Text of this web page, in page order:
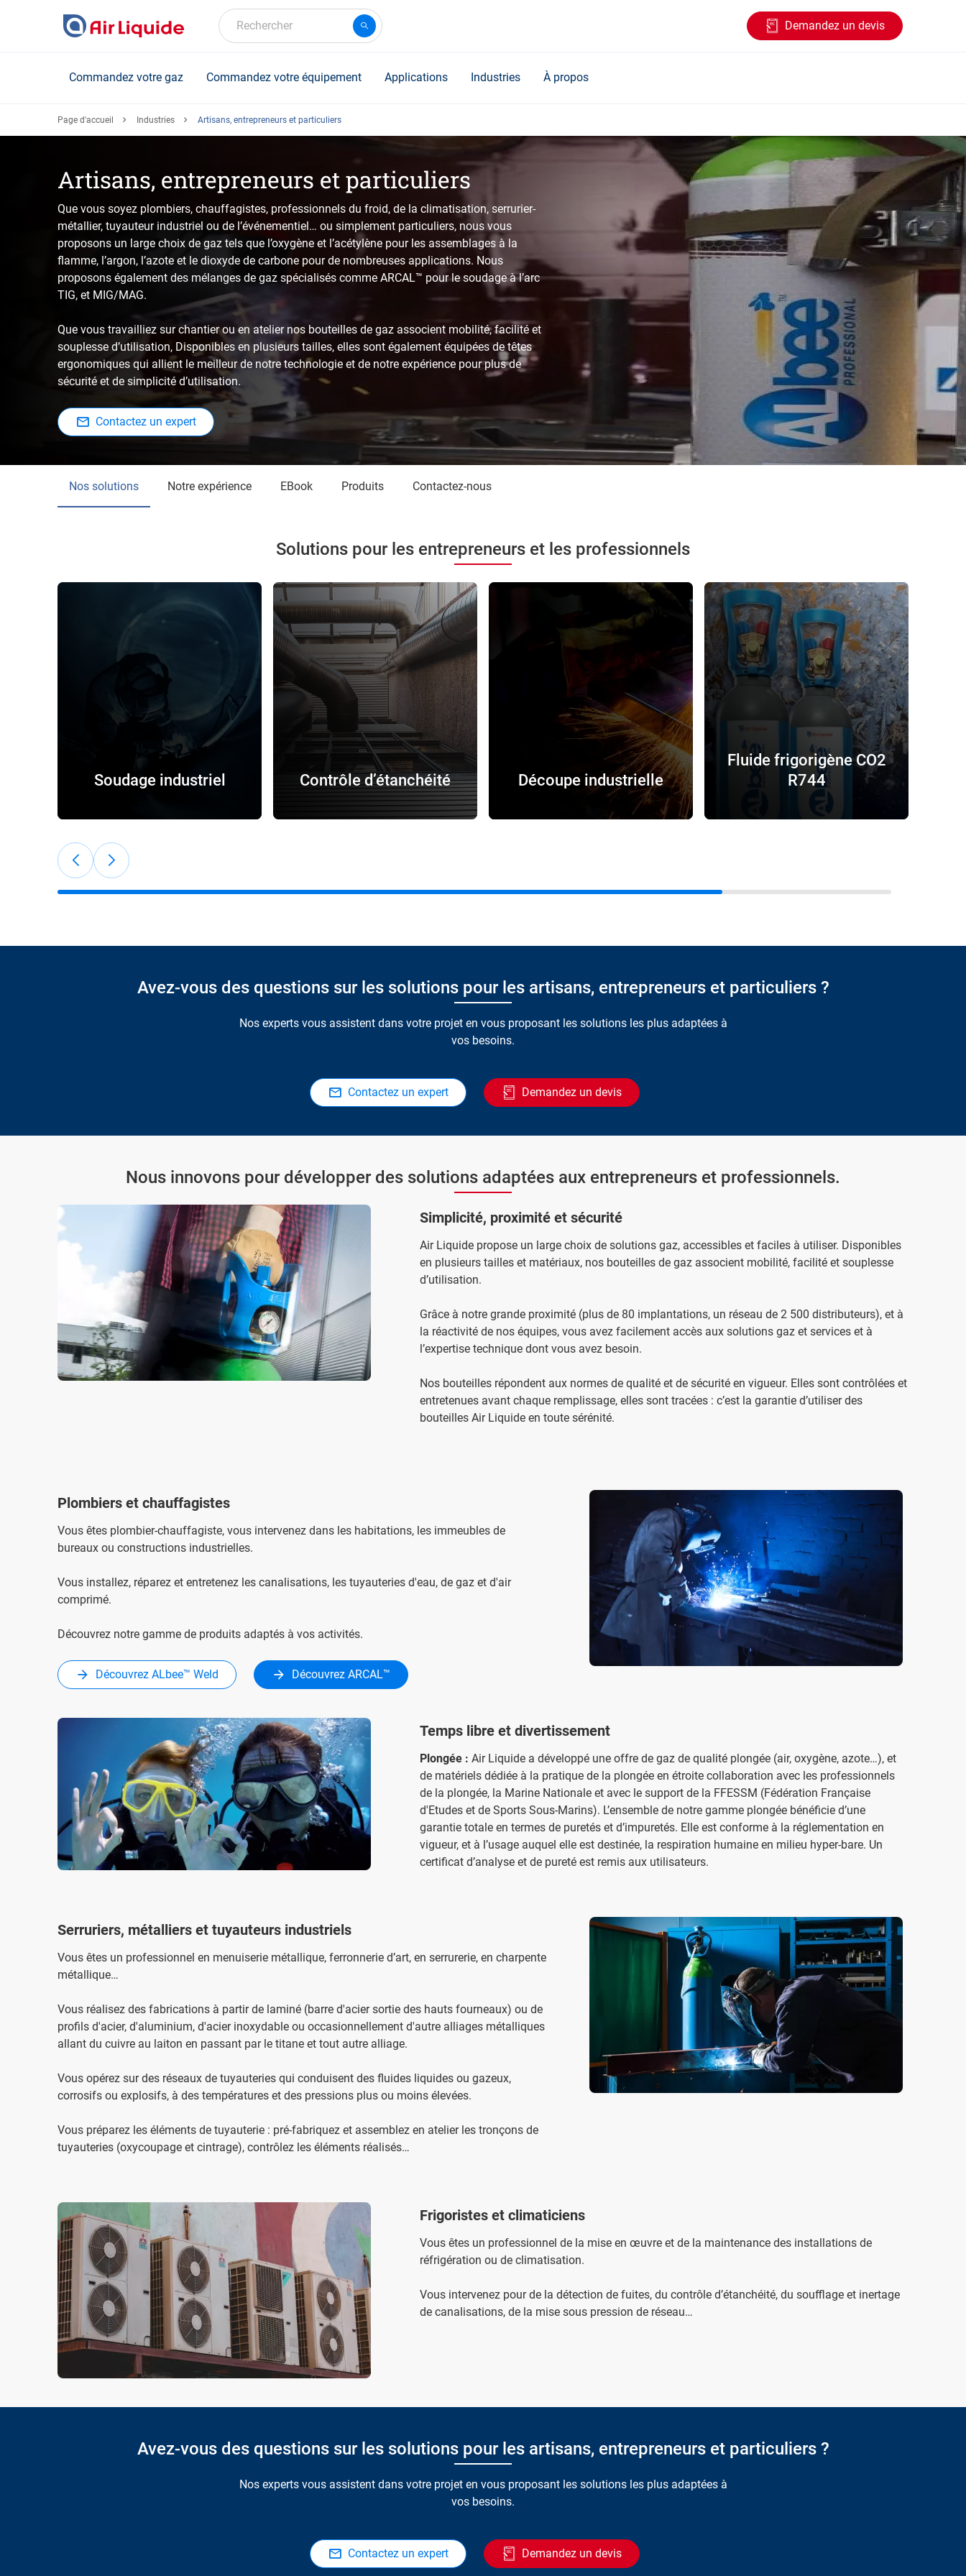
Rechercher Demandez un devis
Commandez votre gaz Commandez votre équipement Applications Industries À propos
Page d'accueil Industries Artisans, entrepreneurs et particuliers
Artisans, entrepreneurs et particuliers
Que vous soyez plombiers, chauffagistes, professionnels du froid, de la climatisation, serrurier-
métallier, tuyauteur industriel ou de l’événementiel… ou simplement particuliers, nous vous
proposons un large choix de gaz tels que l’oxygène et l’acétylène pour les assemblages à la
flamme, l’argon, l’azote et le dioxyde de carbone pour de nombreuses applications. Nous
proposons également des mélanges de gaz spécialisés comme ARCAL™ pour le soudage à l’arc
TIG, et MIG/MAG.
Que vous travailliez sur chantier ou en atelier nos bouteilles de gaz associent mobilité, facilité et
souplesse d’utilisation, Disponibles en plusieurs tailles, elles sont également équipées de têtes
ergonomiques qui allient le meilleur de notre technologie et de notre expérience pour plus de
sécurité et de simplicité d’utilisation.
Contactez un expert
Nos solutions Notre expérience eBook Produits Contactez-nous
Solutions pour les entrepreneurs et les professionnels
Soudage industriel Contrôle d’étanchéité Découpe industrielle
Fluide frigorigène CO2
R744
Avez-vous des questions sur les solutions pour les artisans, entrepreneurs et particuliers ?
Nos experts vous assistent dans votre projet en vous proposant les solutions les plus adaptées à
vos besoins.
Contactez un expert Demandez un devis
Nous innovons pour développer des solutions adaptées aux entrepreneurs et professionnels.
Simplicité, proximité et sécurité
Air Liquide propose un large choix de solutions gaz, accessibles et faciles à utiliser. Disponibles
en plusieurs tailles et matériaux, nos bouteilles de gaz associent mobilité, facilité et souplesse
d’utilisation.
Grâce à notre grande proximité (plus de 80 implantations, un réseau de 2 500 distributeurs), et à
la réactivité de nos équipes, vous avez facilement accès aux solutions gaz et services et à
l’expertise technique dont vous avez besoin.
Nos bouteilles répondent aux normes de qualité et de sécurité en vigueur. Elles sont contrôlées et
entretenues avant chaque remplissage, elles sont tracées : c’est la garantie d’utiliser des
bouteilles Air Liquide en toute sérénité.
Plombiers et chauffagistes
Vous êtes plombier-chauffagiste, vous intervenez dans les habitations, les immeubles de
bureaux ou constructions industrielles.
Vous installez, réparez et entretenez les canalisations, les tuyauteries d'eau, de gaz et d'air
comprimé.
Découvrez notre gamme de produits adaptés à vos activités.
Découvrez ALbee™ Weld Découvrez ARCAL™
Temps libre et divertissement
Plongée : Air Liquide a développé une offre de gaz de qualité plongée (air, oxygène, azote…), et
de matériels dédiée à la pratique de la plongée en étroite collaboration avec les professionnels
de la plongée, la Marine Nationale et avec le support de la FFESSM (Fédération Française
d'Etudes et de Sports Sous-Marins). L’ensemble de notre gamme plongée bénéficie d’une
garantie totale en termes de puretés et d’impuretés. Elle est conforme à la réglementation en
vigueur, et à l’usage auquel elle est destinée, la respiration humaine en milieu hyper-bare. Un
certificat d’analyse et de pureté est remis aux utilisateurs.
Serruriers, métalliers et tuyauteurs industriels
Vous êtes un professionnel en menuiserie métallique, ferronnerie d’art, en serrurerie, en charpente
métallique…
Vous réalisez des fabrications à partir de laminé (barre d'acier sortie des hauts fourneaux) ou de
profils d'acier, d'aluminium, d'acier inoxydable ou occasionnellement d'autre alliages métalliques
allant du cuivre au laiton en passant par le titane et tout autre alliage.
Vous opérez sur des réseaux de tuyauteries qui conduisent des fluides liquides ou gazeux,
corrosifs ou explosifs, à des températures et des pressions plus ou moins élevées.
Vous préparez les éléments de tuyauterie : pré-fabriquez et assemblez en atelier les tronçons de
tuyauteries (oxycoupage et cintrage), contrôlez les éléments réalisés…
Frigoristes et climaticiens
Vous êtes un professionnel de la mise en œuvre et de la maintenance des installations de
réfrigération ou de climatisation.
Vous intervenez pour de la détection de fuites, du contrôle d’étanchéité, du soufflage et inertage
de canalisations, de la mise sous pression de réseau…
Avez-vous des questions sur les solutions pour les artisans, entrepreneurs et particuliers ?
Nos experts vous assistent dans votre projet en vous proposant les solutions les plus adaptées à
vos besoins.
Contactez un expert Demandez un devis